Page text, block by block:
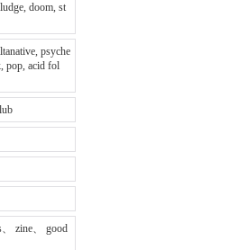
doom, st
psyche
pop, acid fol
zine、 good